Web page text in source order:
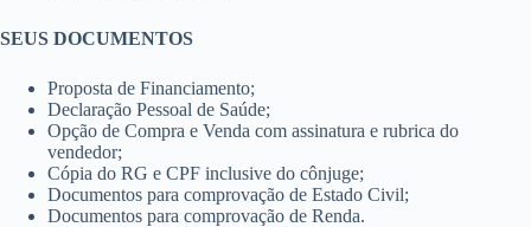
SEUS DOCUMENTOS
Proposta de Financiamento;
Declaração Pessoal de Saúde;
Opção de Compra e Venda com assinatura e rubrica do
vendedor;
Cópia do RG e CPF inclusive do cônjuge;
Documentos para comprovação de Estado Civil;
Documentos para comprovação de Renda.